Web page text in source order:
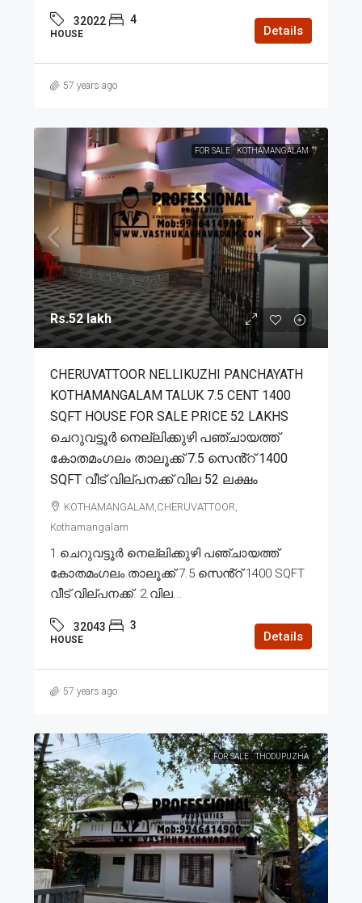
32022 4
HOUSE Details
57 years ago
FOR SALE KOTHAMANGALAM
Rs.52 lakh
CHERUVATTOOR NELLIKUZHI PANCHAYATH
KOTHAMANGALAM TALUK 7.5 CENT 1400
SQFT HOUSE FOR SALE PRICE 52 LAKHS
ചെറുവട്ടൂർ നെല്ലിക്കുഴി പഞ്ചായത്ത്
കോതമംഗലം താലൂക്ക് 7.5 സെൻ്റ് 1400
SQFT വീട് വില്പനക്ക് വില 52 ലക്ഷം
KOTHAMANGALAM,CHERUVATTOOR,
Kothamangalam
1.ചെറുവട്ടൂർ നെല്ലിക്കുഴി പഞ്ചായത്ത്
കോതമംഗലം താലൂക്ക് 7.5 സെൻ്റ് 1400 SQFT
വീട് വില്പനക്ക്. 2.വില...
32043 3
HOUSE Details
57 years ago
FOR SALE THODUPUZHA